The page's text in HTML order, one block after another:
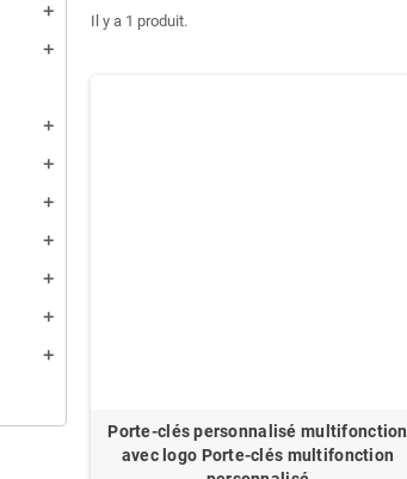
Il y a 1 produit.
Porte-clés personnalisé multifonction
avec logo Porte-clés multifonction